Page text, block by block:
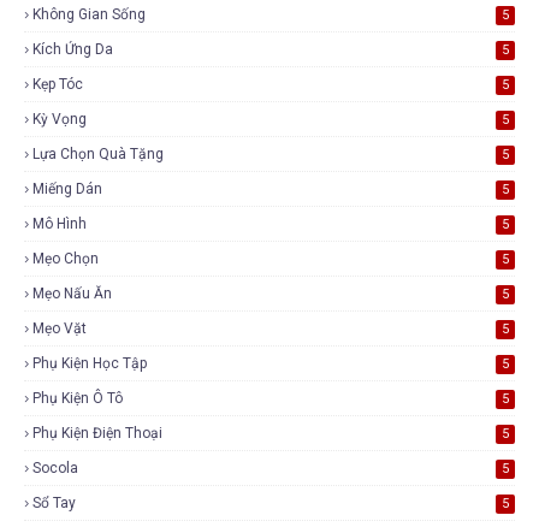
Không Gian Sống 5
Kích Ứng Da 5
Kẹp Tóc 5
Kỳ Vọng 5
Lựa Chọn Quà Tặng 5
Miếng Dán 5
Mô Hình 5
Mẹo Chọn 5
Mẹo Nấu Ăn 5
Mẹo Vặt 5
Phụ Kiện Học Tập 5
Phụ Kiện Ô Tô 5
Phụ Kiện Điện Thoại 5
Socola 5
Sổ Tay 5